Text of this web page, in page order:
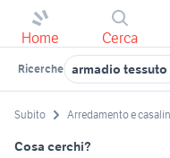
Home Cerca
Ricerche armadio tessuto
Subito Arredamento e
Cosa cerchi?